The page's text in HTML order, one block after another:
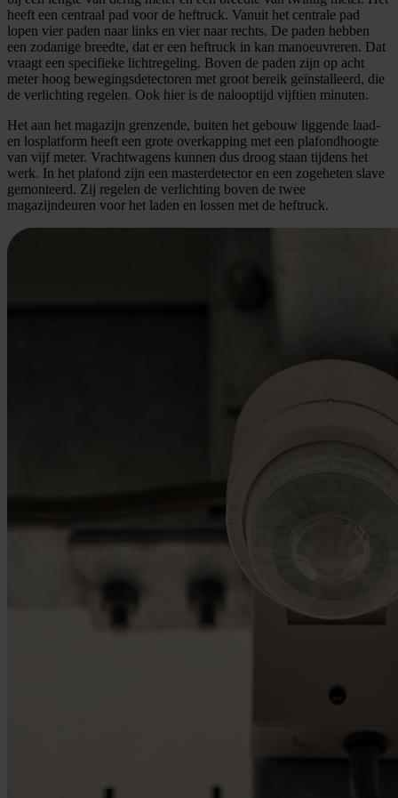
heeft een centraal pad voor de heftruck. Vanuit het centrale pad
lopen vier paden naar links en vier naar rechts. De paden hebben
een zodanige breedte, dat er een heftruck in kan manoeuvreren. Dat
vraagt een specifieke lichtregeling. Boven de paden zijn op acht
meter hoog bewegingsdetectoren met groot bereik geïnstalleerd, die
de verlichting regelen. Ook hier is de nalooptijd vijftien minuten.
Het aan het magazijn grenzende, buiten het gebouw liggende laad-
en losplatform heeft een grote overkapping met een plafondhoogte
van vijf meter. Vrachtwagens kunnen dus droog staan tijdens het
werk. In het plafond zijn een masterdetector en een zogeheten slave
gemonteerd. Zij regelen de verlichting boven de twee
magazijndeuren voor het laden en lossen met de heftruck.